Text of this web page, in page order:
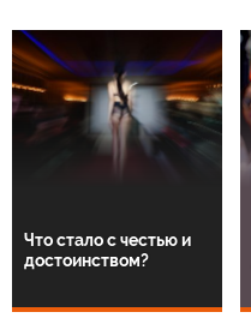
Что стало с честью и
достоинством?